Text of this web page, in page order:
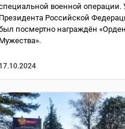
военной операции.
Президента Российской
посмертно награждён
Мужества».
17.10.2024